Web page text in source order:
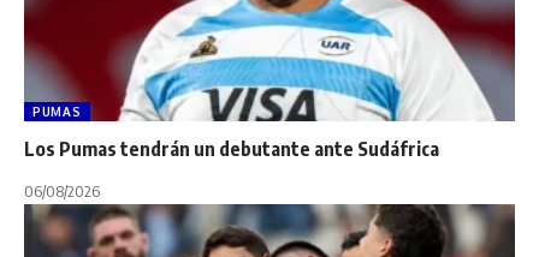
PUMAS
Los Pumas tendrán un debutante ante Sudáfrica
06/08/2026